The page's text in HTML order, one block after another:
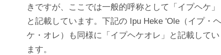
きですが、ここでは一般的呼称として「イプヘケ」
と記載しています。下記の Ipu Heke 'Ole（イプ・ヘ
ケ・オレ）も同様に「イプヘケオレ」と記載してい
ます。